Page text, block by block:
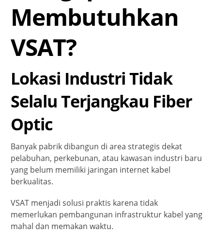
Membutuhkan
VSAT?
Lokasi Industri Tidak
Selalu Terjangkau Fiber
Optic
Banyak pabrik dibangun di area strategis dekat
pelabuhan, perkebunan, atau kawasan industri baru
yang belum memiliki jaringan internet kabel
berkualitas.
VSAT menjadi solusi praktis karena tidak
memerlukan pembangunan infrastruktur kabel yang
mahal dan memakan waktu.